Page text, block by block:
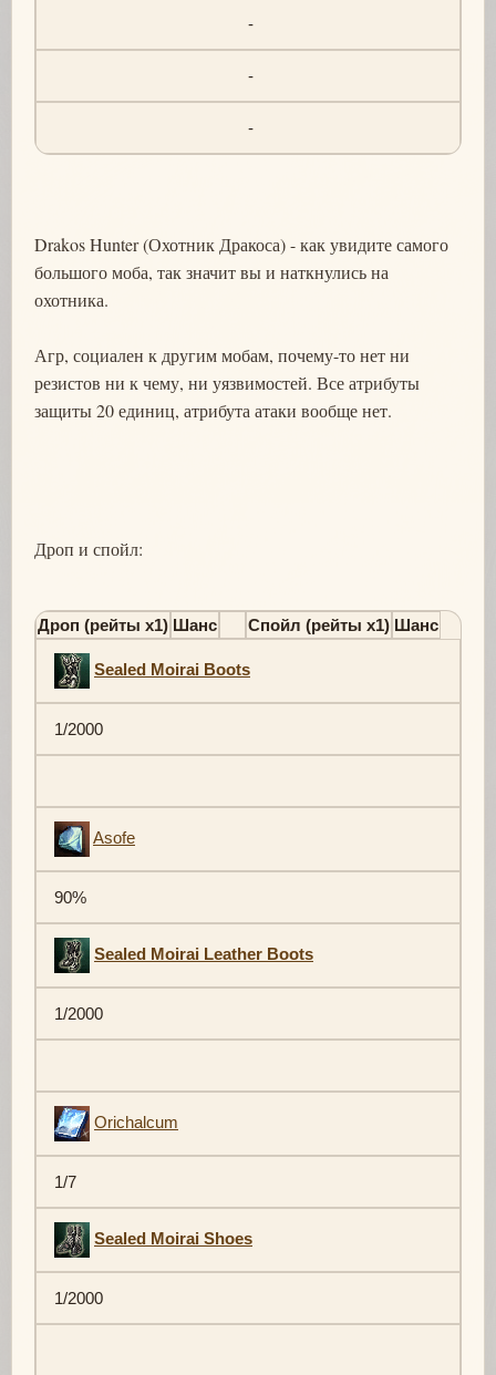
-
-
-
Drakos Hunter (Охотник Дракоса) - как увидите самого
большого моба, так значит вы и наткнулись на
охотника.
Агр, социален к другим мобам, почему-то нет ни
резистов ни к чему, ни уязвимостей. Все атрибуты
защиты 20 единиц, атрибута атаки вообще нет.
Дроп и спойл:
Дроп (рейты х1) Шанс Спойл (рейты х1) Шанс
Sealed Moirai Boots
1/2000
Asofe
90%
Sealed Moirai Leather Boots
1/2000
Orichalcum
1/7
Sealed Moirai Shoes
1/2000